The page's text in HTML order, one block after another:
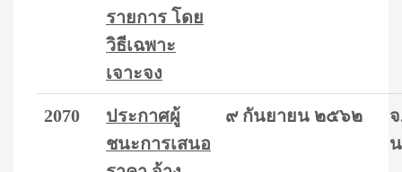
รายการ โดย
วิธีเฉพาะ
เจาะจง
2070
ประกาศผู้
ชนะการเสนอ
๙ กันยายน ๒๕๖๒